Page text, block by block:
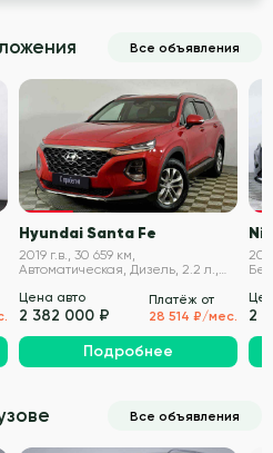
Все объявления
VIN проверен
Hyundai Santa Fe
2019 г.в., 30 659 км,
Автоматическая, Дизель, 2.2 л.,
Цена авто
2 382 000 ₽
Платёж от
28 514 ₽/мес.
Подробнее
2
Все объявления